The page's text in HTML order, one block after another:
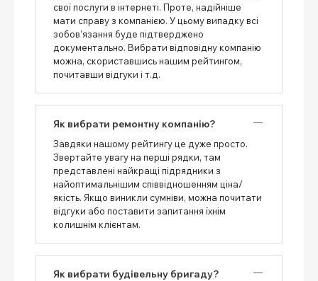
свої послуги в інтернеті. Проте, надійніше
мати справу з компанією. У цьому випадку всі
зобов’язання буде підтверджено
документально. Вибрати відповідну компанію
можна, скориставшись нашим рейтингом,
почитавши відгуки і т.д.
Як вибрати ремонтну компанію?
Завдяки нашому рейтингу це дуже просто.
Звертайте увагу на перші рядки, там
представлені найкращі підрядники з
найоптимальнішим співвідношенням ціна/
якість. Якщо виникли сумніви, можна почитати
відгуки або поставити запитання їхнім
колишнім клієнтам.
Як вибрати будівельну бригаду?